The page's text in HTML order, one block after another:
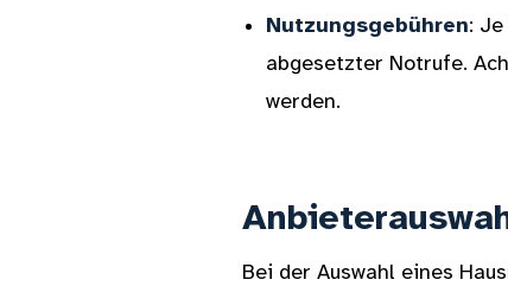
Nutzungsgebühren:
abgesetzter Notrufe.
werden.
Bei der Auswahl eines